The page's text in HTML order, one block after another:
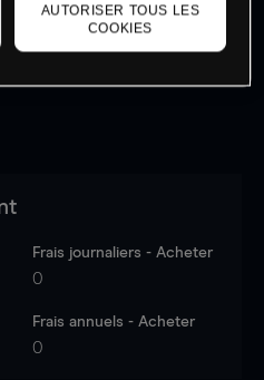
data
Frais journaliers - Acheter
0
Frais annuels - Acheter
0
AUTORISER TOUS LES
COOKIES